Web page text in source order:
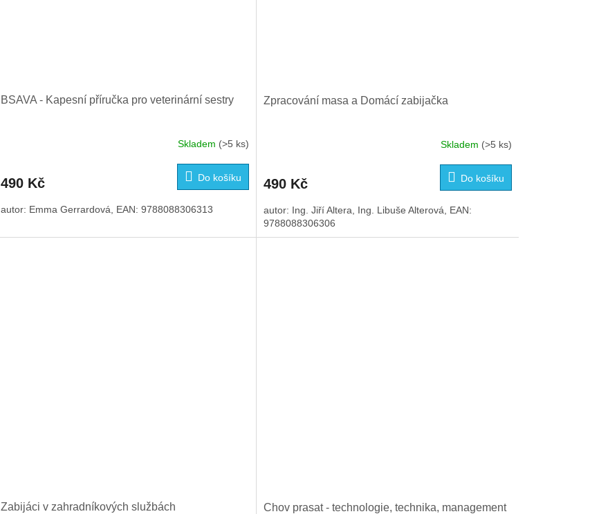
BSAVA - Kapesní příručka pro veterinární sestry
Skladem (>5 ks)
490 Kč Do košíku
autor: Emma Gerrardová, EAN: 9788088306313
Zpracování masa a Domácí zabijačka
Skladem (>5 ks)
490 Kč Do košíku
autor: Ing. Jiří Altera, Ing. Libuše Alterová, EAN:
9788088306306
Zabijáci v zahradníkových službách Chov prasat - technologie, technika, management